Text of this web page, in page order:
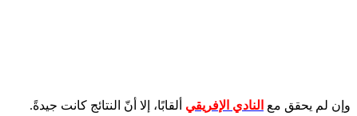
وإن لم يحقق مع النادي الإفريقي ألقابًا، إلا أنّ النتائج كانت جيدةً.